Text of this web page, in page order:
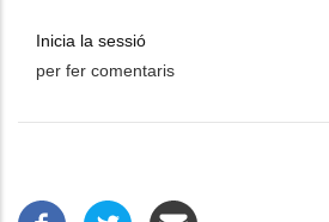
Inicia la sessió
per fer comentaris